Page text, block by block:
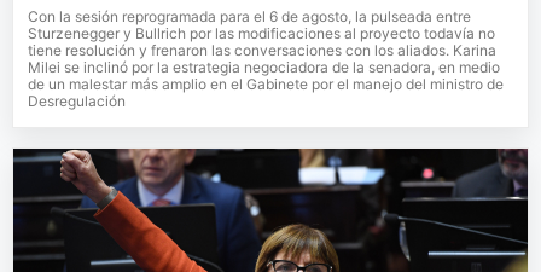
Con la sesión reprogramada para el 6 de agosto, la pulseada entre
Sturzenegger y Bullrich por las modificaciones al proyecto todavía no
tiene resolución y frenaron las conversaciones con los aliados. Karina
Milei se inclinó por la estrategia negociadora de la senadora, en medio
de un malestar más amplio en el Gabinete por el manejo del ministro de
Desregulación